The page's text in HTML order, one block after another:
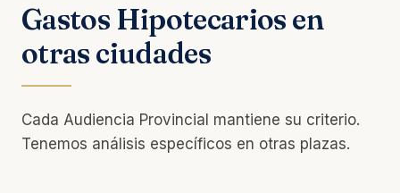
Gastos Hipotecarios en
otras ciudades
Cada Audiencia Provincial mantiene su criterio.
Tenemos análisis específicos en otras plazas.